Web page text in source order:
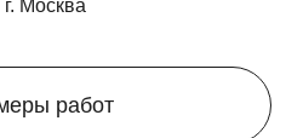
хранить абсолютно все,
и прочие аксессуары для
под каждую вещь.
Москва
работ